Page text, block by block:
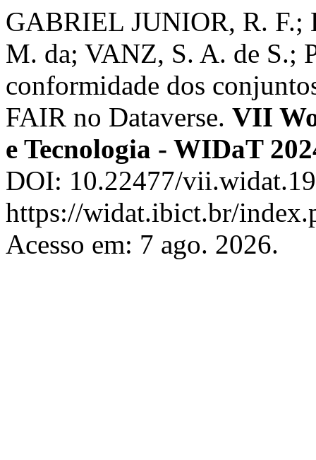
GABRIEL JUNIOR, R.
M. da; VANZ, S. A. de S.;
conformidade dos
FAIR no Dataverse. VII
e Tecnologia - WIDaT
DOI: 10.22477/
https://widat.ibict.br/
Acesso em: 7 ago. 2026.